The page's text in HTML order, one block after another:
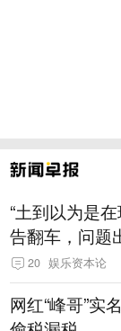
“土到以为是
告翻车，问题
20 娱乐资本论
网红“峰哥”实